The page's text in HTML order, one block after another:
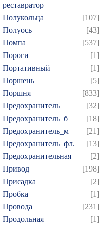
реставратор
Полукольца
[107]
Полуось
[43]
Помпа
[537]
Пороги
[1]
Портативный
[1]
Поршень
[5]
Поршня
[833]
Предохранитель
[32]
Предохранитель_б
[18]
Предохранитель_м
[21]
Предохранитель_фл.
[13]
Предохранительная
[2]
Привод
[198]
Присадка
[2]
Пробка
[1]
Провода
[231]
Продольная
[1]